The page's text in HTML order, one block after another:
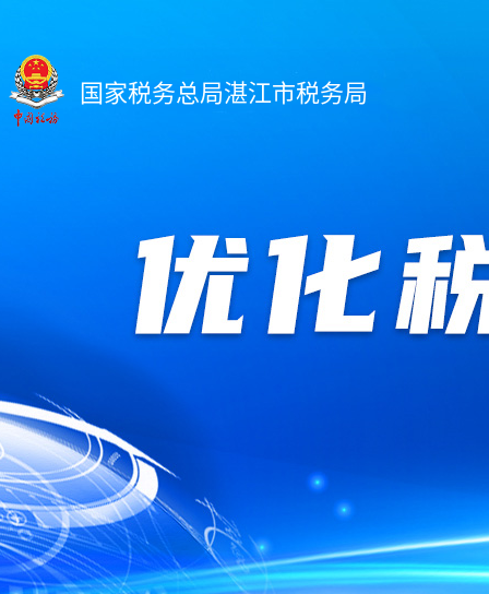
国家税务总局湛江市税务局